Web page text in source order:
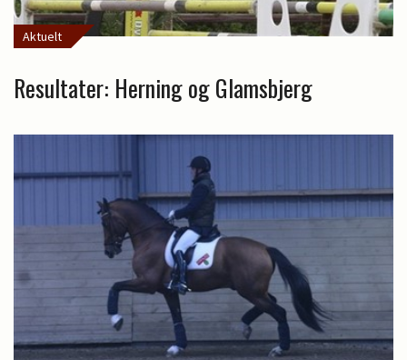
Aktuelt
Resultater: Herning og Glamsbjerg